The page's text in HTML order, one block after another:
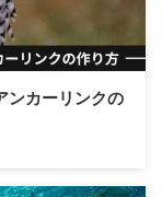
ンカーリンクの